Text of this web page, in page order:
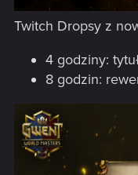
Twitch Dropsy z
4 godziny:
8 godzin: